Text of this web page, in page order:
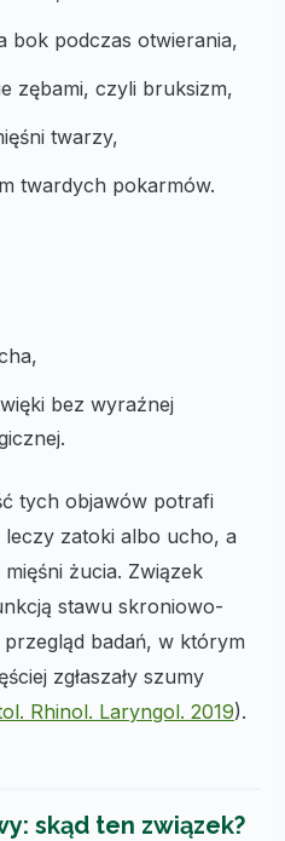
bok podczas otwierania,
zębami, czyli bruksizm,
twarzy,
twardych pokarmów.
bez wyraźnej
tych objawów potrafi
zatoki albo ucho, a
żucia. Związek
stawu skroniowo-
badań, w którym
zgłaszały szumy
Rhinol. Laryngol. 2019).
skąd ten związek?